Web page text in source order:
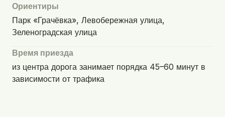
Ориентиры
Парк «Грачёвка», Левобережная улица,
Зеленоградская улица
Время приезда
из центра дорога занимает порядка 45–60 минут в
зависимости от трафика